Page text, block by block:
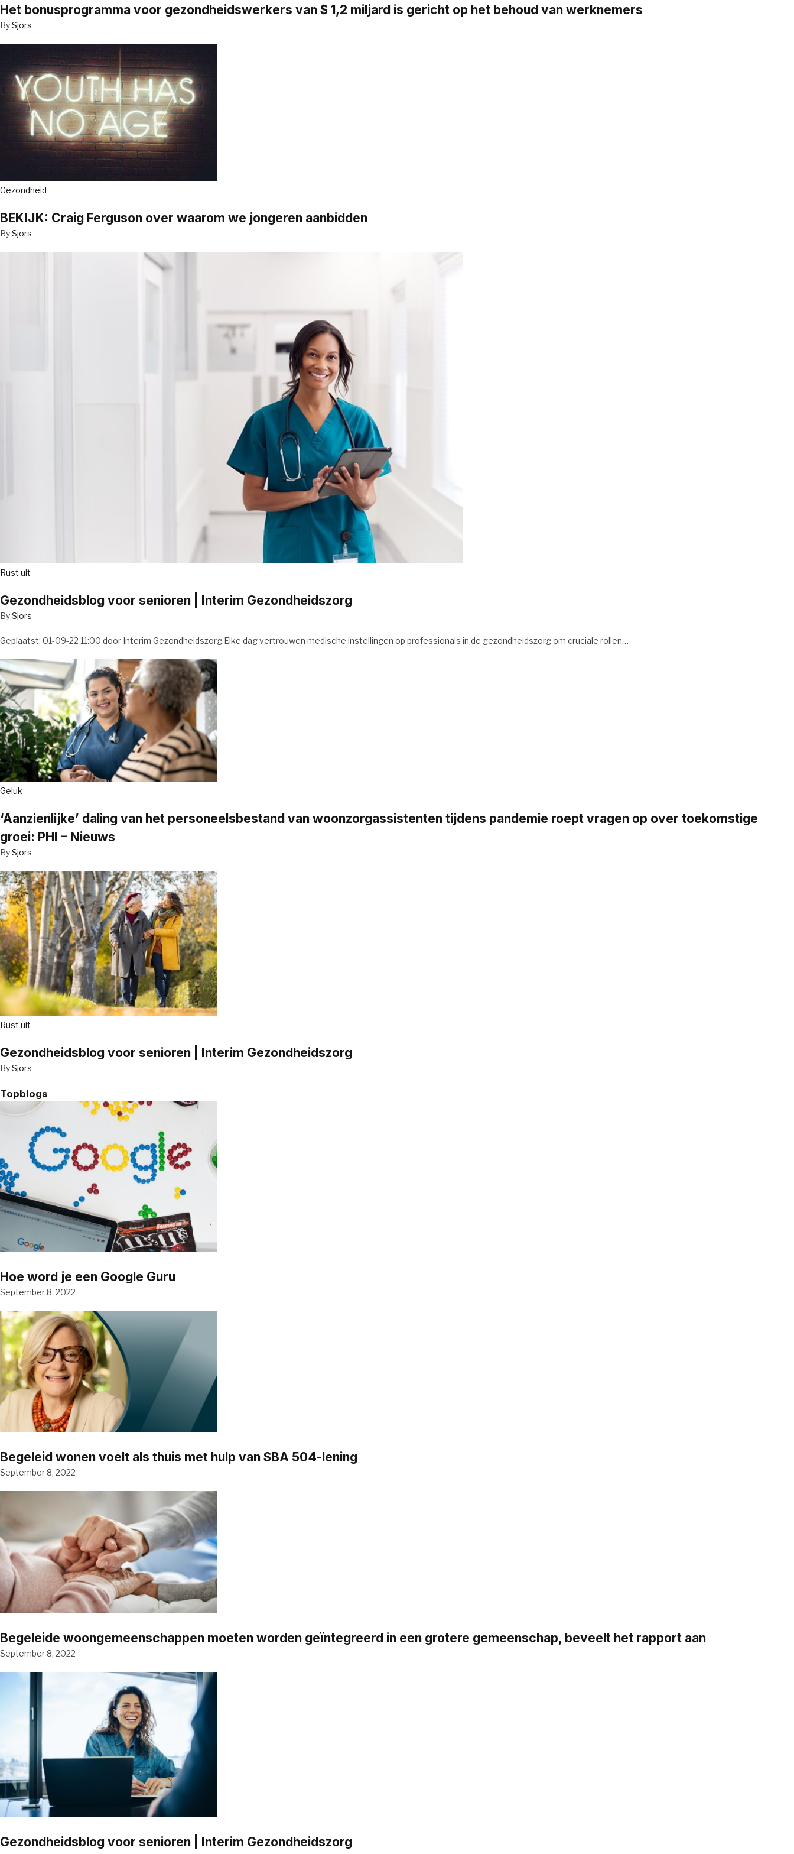
Het bonusprogramma voor gezondheidswerkers van $ 1,2 miljard is gericht op het behoud van werknemers
BySjors
Gezondheid
BEKIJK: Craig Ferguson over waarom we jongeren aanbidden
BySjors
Rust uit
Gezondheidsblog voor senioren | Interim Gezondheidszorg
BySjors
Geplaatst: 01-09-22 11:00 door Interim Gezondheidszorg Elke dag vertrouwen medische instellingen op professionals in de gezondheidszorg om cruciale rollen…
Geluk
‘Aanzienlijke’ daling van het personeelsbestand van woonzorgassistenten tijdens pandemie roept vragen op over toekomstige
groei: PHI – Nieuws
BySjors
Rust uit
Gezondheidsblog voor senioren | Interim Gezondheidszorg
BySjors
Topblogs
Hoe word je een Google Guru
September 8, 2022
Begeleid wonen voelt als thuis met hulp van SBA 504-lening
September 8, 2022
Begeleide woongemeenschappen moeten worden geïntegreerd in een grotere gemeenschap, beveelt het rapport aan
September 8, 2022
Gezondheidsblog voor senioren | Interim Gezondheidszorg